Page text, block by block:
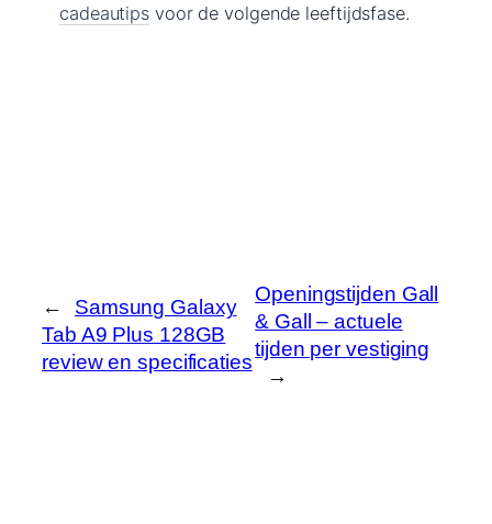
cadeautips voor de volgende leeftijdsfase.
←
Samsung Galaxy
Tab A9 Plus 128GB
review en specificaties
Openingstijden Gall
& Gall – actuele
tijden per vestiging
→